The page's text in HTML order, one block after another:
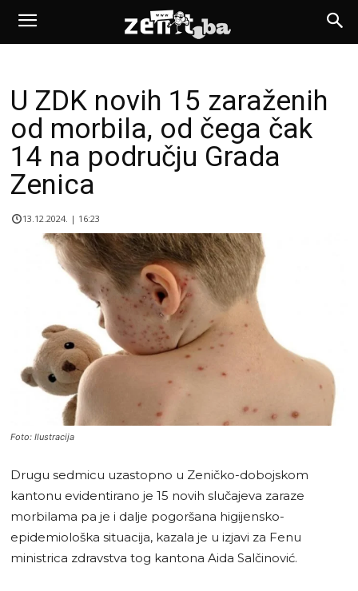
U ZDK novih 15 zaraženih
od morbila, od čega čak
14 na području Grada
Zenica
13.12.2024. | 16:23
Foto: Ilustracija
Drugu sedmicu uzastopno u Zeničko-dobojskom
kantonu evidentirano je 15 novih slučajeva zaraze
morbilama pa je i dalje pogoršana higijensko-
epidemiološka situacija, kazala je u izjavi za Fenu
ministrica zdravstva tog kantona Aida Salčinović.